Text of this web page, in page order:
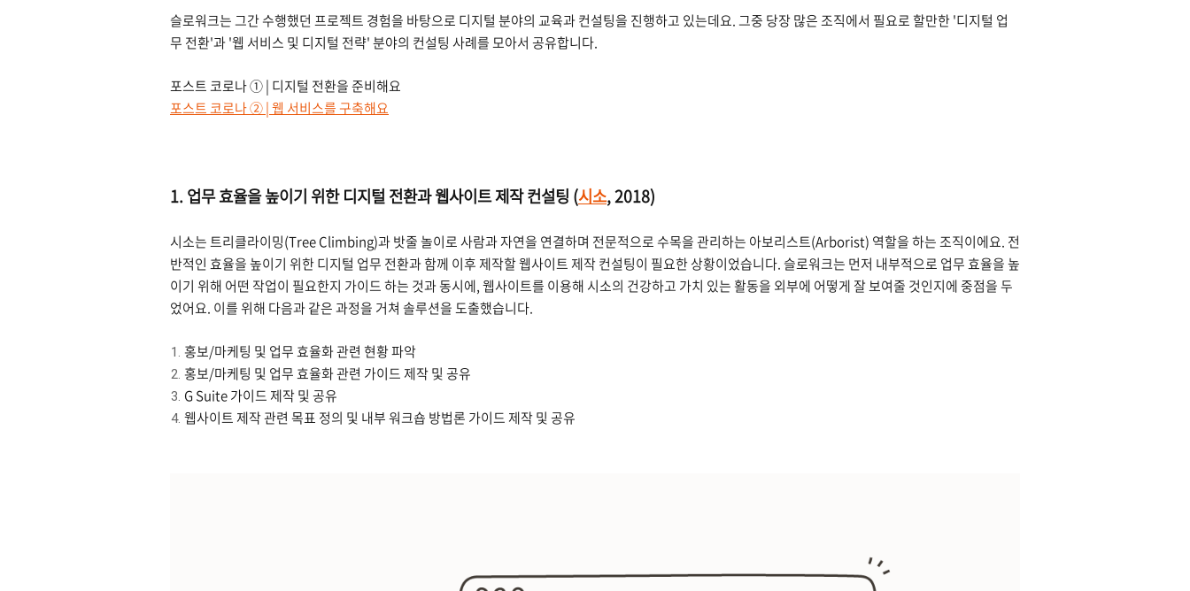
슬로워크는 그간 수행했던 프로젝트 경험을 바탕으로 디지털 분야의 교육과 컨설팅을 진행하고 있는데요. 그중 당장 많은 조직에서 필요로 할만한 '디지털 업
무 전환'과 '웹 서비스 및 디지털 전략' 분야의 컨설팅 사례를 모아서 공유합니다.
포스트 코로나 ① | 디지털 전환을 준비해요
포스트 코로나 ② | 웹 서비스를 구축해요
1. 업무 효율을 높이기 위한 디지털 전환과 웹사이트 제작 컨설팅 (시소,2018)
시소는 트리클라이밍(Tree Climbing)과 밧줄 놀이로 사람과 자연을 연결하며 전문적으로 수목을 관리하는 아보리스트(Arborist) 역할을 하는 조직이에요. 전
반적인 효율을 높이기 위한 디지털 업무 전환과 함께 이후 제작할 웹사이트 제작 컨설팅이 필요한 상황이었습니다. 슬로워크는 먼저 내부적으로 업무 효율을 높
이기 위해 어떤 작업이 필요한지 가이드 하는 것과 동시에, 웹사이트를 이용해 시소의 건강하고 가치 있는 활동을 외부에 어떻게 잘 보여줄 것인지에 중점을 두
었어요. 이를 위해 다음과 같은 과정을 거쳐 솔루션을 도출했습니다.
홍보/마케팅 및 업무 효율화 관련 현황 파악
홍보/마케팅 및 업무 효율화 관련 가이드 제작 및 공유
G Suite 가이드 제작 및 공유
웹사이트 제작 관련 목표 정의 및 내부 워크숍 방법론 가이드 제작 및 공유